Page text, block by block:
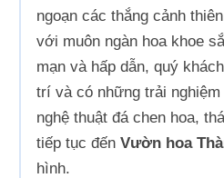
ngoạn các thắng cảnh
với muôn ngàn hoa khoe
mạn và hấp dẫn, quý
trí và có những trải
nghệ thuật đá chen hoa,
tiếp tục đến Vườn hoa
hình.